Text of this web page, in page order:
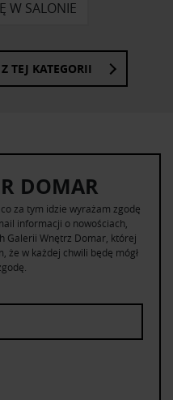
W SALONIE
TEJ KATEGORII
DOMAR
za tym idzie wyrażam zgodę
informacji o nowościach,
Galerii Wnętrz Domar, której
że w każdej chwili będę mógł